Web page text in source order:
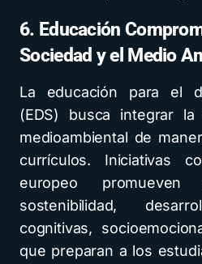
6. Educación
Sociedad y el Medio
La educación para el
(EDS) busca integrar
medioambiental de
currículos. Iniciativas
europeo promueven
sostenibilidad,
cognitivas,
que preparan a los